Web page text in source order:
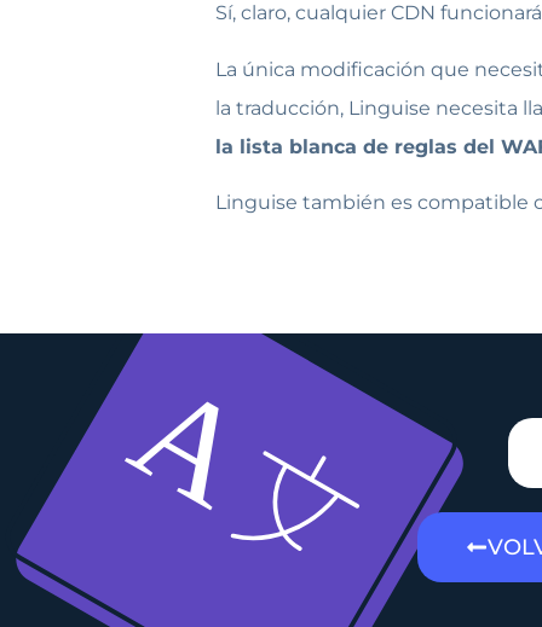
Sí, claro, cualquier CDN
La única modificación que
la traducción, Linguise necesita
la lista blanca de reglas del
Linguise también es compatible